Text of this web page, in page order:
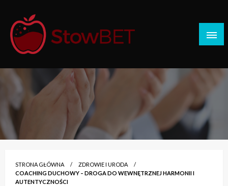
content
Stow BET
STRONA GŁÓWNA
ZDROWIE I URODA
COACHING DUCHOWY – DROGA DO WEWNĘTRZNEJ HARMONII I
AUTENTYCZNOŚCI